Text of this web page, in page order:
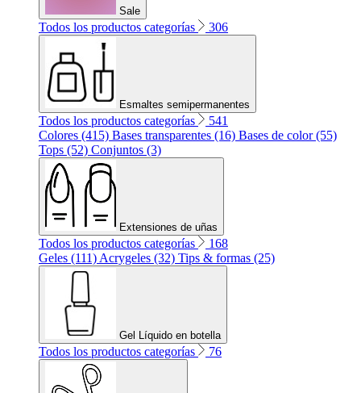
Sale
Todos los productos categorías 306
Esmaltes semipermanentes
Todos los productos categorías
541
Colores (415) Bases transparentes (16) Bases de color (55)
Tops (52) Conjuntos (3)
Extensiones de uñas
Todos los productos categorías
168
Geles (111) Acrygeles (32) Tips & formas (25)
Gel Líquido en botella
Todos los productos categorías 76